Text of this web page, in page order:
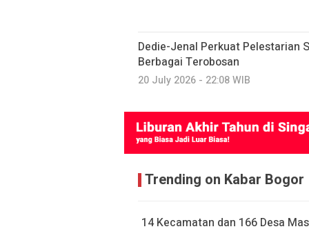
Dedie-Jenal Perkuat Pelestarian
Berbagai Terobosan
20 July 2026 - 22:08 WIB
Trending on Kabar Bogor
14 Kecamatan dan 166 Desa